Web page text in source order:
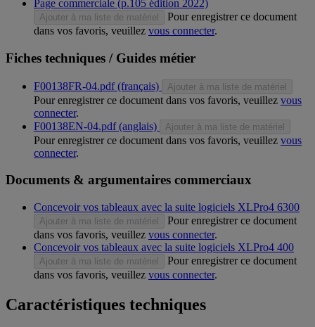
Page commerciale (p.105 édition 2022)
Ajouter à ma liste de matériel
Pour enregistrer ce document
dans vos favoris, veuillez vous connecter.
Fiches techniques / Guides métier
F00138FR-04.pdf (français) Ajouter à ma liste de matériel
Pour enregistrer ce document dans vos favoris, veuillez vous
connecter.
F00138EN-04.pdf (anglais)
Ajouter à ma liste de matériel
Pour enregistrer ce document dans vos favoris, veuillez vous
connecter.
Documents & argumentaires commerciaux
Concevoir vos tableaux avec la suite logiciels XLPro4 6300
Ajouter à ma liste de matériel
Pour enregistrer ce document
dans vos favoris, veuillez vous connecter.
Concevoir vos tableaux avec la suite logiciels XLPro4 400
Ajouter à ma liste de matériel
Pour enregistrer ce document
dans vos favoris, veuillez vous connecter.
Caractéristiques techniques